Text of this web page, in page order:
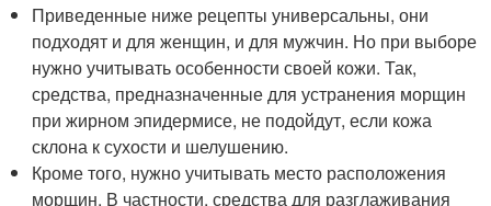
Приведенные ниже рецепты универсальны, они
подходят и для женщин, и для мужчин. Но при выборе
нужно учитывать особенности своей кожи. Так,
средства, предназначенные для устранения морщин
при жирном эпидермисе, не подойдут, если кожа
склона к сухости и шелушению.
Кроме того, нужно учитывать место расположения
морщин. В частности, средства для разглаживания